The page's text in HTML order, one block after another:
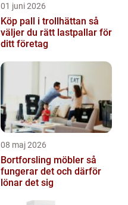
01 juni 2026
Köp pall i trollhättan så
väljer du rätt lastpallar för
ditt företag
08 maj 2026
Bortforsling möbler så
fungerar det och därför
lönar det sig